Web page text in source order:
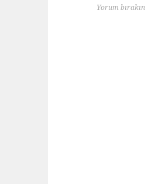
Yorum bırakın